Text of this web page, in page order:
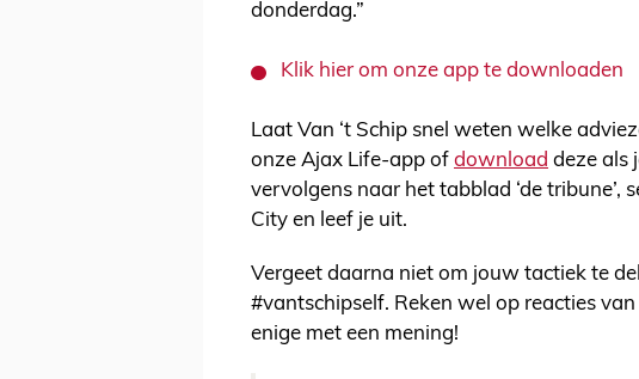
donderdag.”
Klik hier om onze app te downloaden
Laat Van ‘t Schip snel weten welke
onze Ajax Life-app of download deze als
vervolgens naar het tabblad ‘de tribune’,
City en leef je uit.
Vergeet daarna niet om jouw tactiek te
#vantschipself. Reken wel op reacties
enige met een mening!